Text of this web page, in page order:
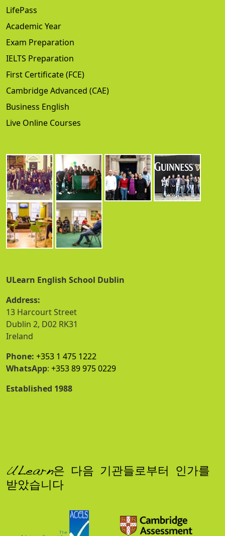
LifePass
Academic Year
Exam Preparation
IELTS Preparation
First Certificate (FCE)
Cambridge Advanced (CAE)
Business English
Live Online Courses
ULearn English School Dublin
Address:
13 Harcourt Street
Dublin 2, D02 RK31
Ireland
Phone: +353 1 475 1222
WhatsApp: +353 89 975 0229
Established 1988
ULearn은 다음 기관들로부터 인가를
받았습니다